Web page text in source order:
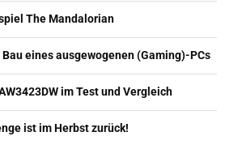
The Mandalorian
eines ausgewogenen (Gaming)-PCs
im Test und Vergleich
ist im Herbst zurück!